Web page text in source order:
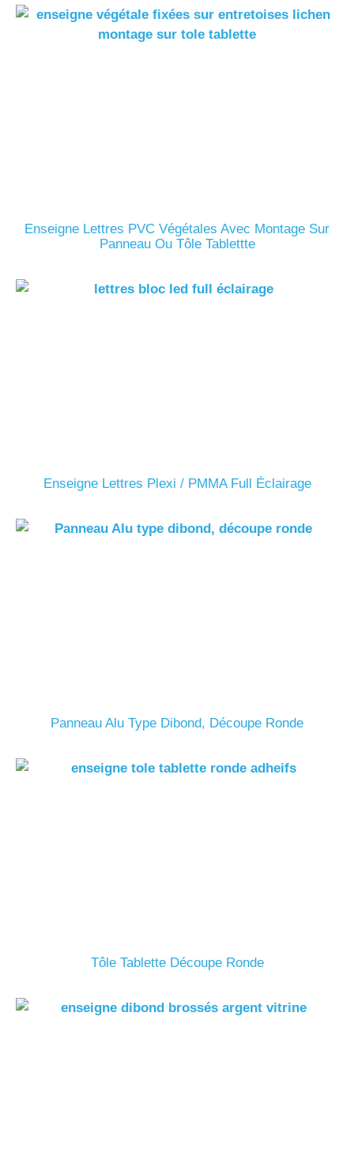
Enseigne Lettres PVC Végétales Avec Montage Sur
Panneau Ou Tôle Tablettte
Enseigne Lettres Plexi / PMMA Full Éclairage
Panneau Alu Type Dibond, Découpe Ronde
Tôle Tablette Découpe Ronde